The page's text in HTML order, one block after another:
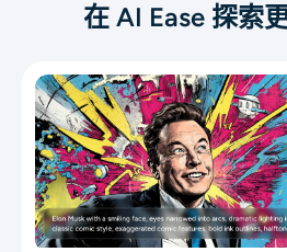
在 AI Ease 探索